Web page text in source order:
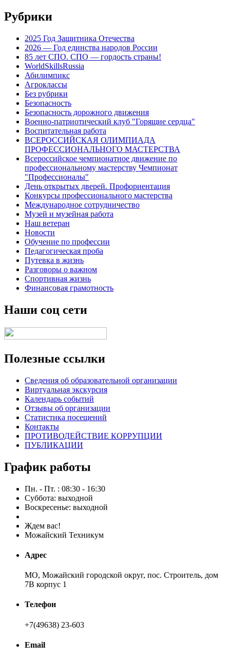
Рубрики
2025 Год Защитника Отечества
2026 — Год единства народов России
85 лет СПО. СПО — гордость страны!
WorldSkillsRussia
Абилимпикс
Агроклассы
Без рубрики
Безопасность
Безопасность дорожного движения
Военно-патриотический клуб "Горящие сердца"
Воспитательная работа
ВСЕРОССИЙСКАЯ ОЛИМПИАДА
ПРОФЕССИОНАЛЬНОГО МАСТЕРСТВА
Всероссийское чемпионатное движение по
профессиональному мастерству Чемпионат
"Профессионалы"
День открытых дверей. Профориентация
Конкурсы профессионального мастерства
Международное сотрудничество
Музей и музейная работа
Наш ветеран
Новости
Обучение по профессии
Педагогическая проба
Путевка в жизнь
Разговоры о важном
Спортивная жизнь
Финансовая грамотность
Наши соц сети
Полезные ссылки
Сведения об образовательной организации
Виртуальная экскурсия
Календарь событий
Отзывы об организации
Статистика посещений
Контакты
ПРОТИВОДЕЙСТВИЕ КОРРУПЦИИ
ПУБЛИКАЦИИ
График работы
Пн. - Пт. : 08:30 - 16:30
Суббота: выходной
Воскресенье: выходной
Ждем вас!
Можайский Техникум
Адрес
МО, Можайский городской округ, пос. Строитель, дом
7В корпус 1
Телефон
+7(49638) 23-603
Email